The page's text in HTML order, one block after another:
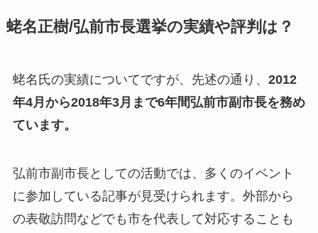
蛯名正樹/弘前市長選挙の実績や評判は？
蛯名氏の実績についてですが、先述の通り、 2012
年4月から2018年3月まで6年間弘前市副市長を務め
ています。
弘前市副市長としての活動では、多くのイベント
に参加している記事が見受けられます。外部から
の表敬訪問などでも市を代表して対応することも